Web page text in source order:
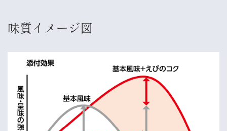
味質イメージ図